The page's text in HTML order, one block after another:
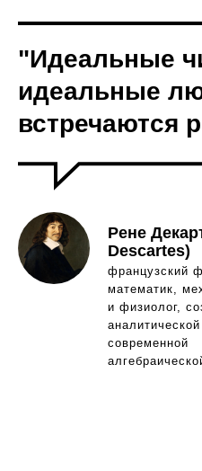
"Идеальные
идеальные
встречаются
Рене
Descartes)
французский
математик,
и физиолог,
современной